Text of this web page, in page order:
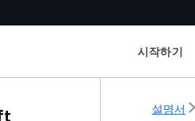
시작하기
설명서